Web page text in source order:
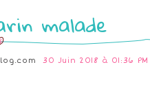
malade
30 Juin 2018 à 01:36 PM